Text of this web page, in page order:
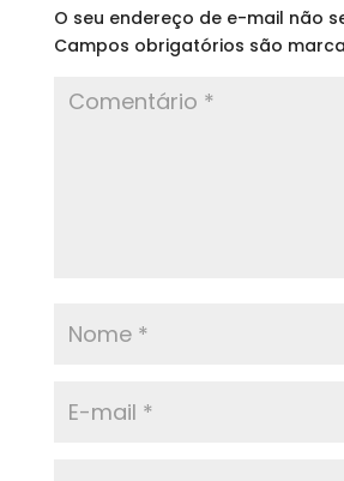
O seu endereço de e-mail não
Campos obrigatórios são